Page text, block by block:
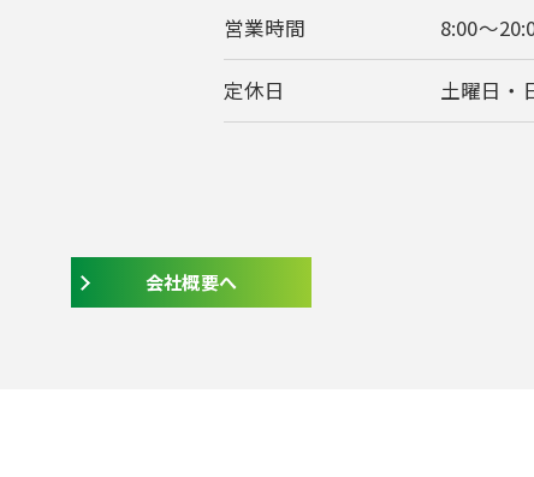
営業時間 8:00～
定休日 土曜日・
会社概要へ
お問い合わせはこちら